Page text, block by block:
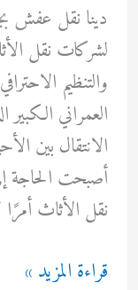
دينا نقل عفش
لشركات نقل
والتنظيم
العمراني الكبير
الانتقال بين
أصبحت الحاجة
نقل الأثاث
دينا
قراءة المزيد »